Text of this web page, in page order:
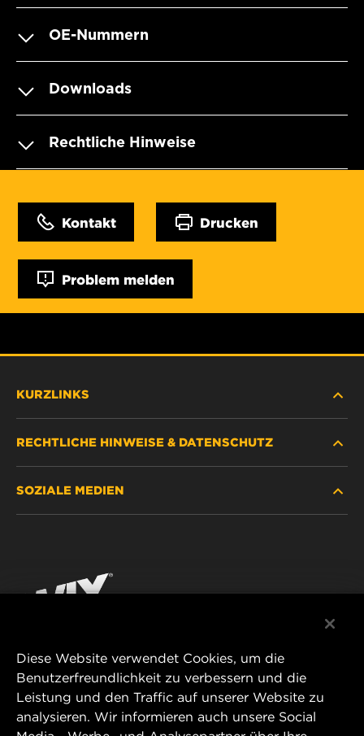
OE-Nummern
Downloads
Rechtliche Hinweise
Kontakt Drucken
Problem melden
KURZLINKS
HÄNDLERSUCHE
KONTAKT
RECHTLICHE HINWEISE & DATENSCHUTZ
IMPRESSUM
SOZIALE MEDIEN
YouTube
MANN+HUMMEL FT Poland
ul. Wrocławska 145,
63-800 GOSTYŃ, POLAND
Diese Website verwendet Cookies, um die
Benutzerfreundlichkeit zu verbessern und die
Leistung und den Traffic auf unserer Website zu
analysieren. Wir informieren auch unsere Social